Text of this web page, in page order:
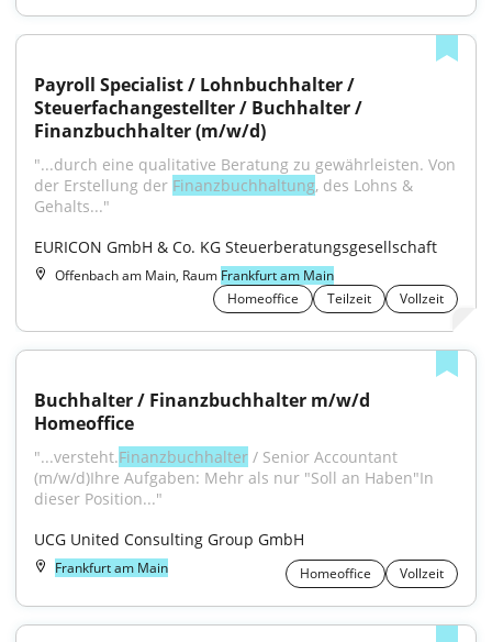
Payroll Specialist / Lohnbuchhalter /
Steuerfachangestellter / Buchhalter /
Finanzbuchhalter (m/w/d)
"...durch eine qualitative Beratung zu gewährleisten. Von
der Erstellung der Finanzbuchhaltung, des Lohns &
Gehalts..."
EURICON GmbH & Co. KG Steuerberatungsgesellschaft
Offenbach am Main, Raum Frankfurt am Main
Homeoffice
Teilzeit Vollzeit
Buchhalter / Finanzbuchhalter m/w/d
Homeoffice
"...versteht.Finanzbuchhalter / Senior Accountant
(m/w/d)Ihre Aufgaben: Mehr als nur "Soll an Haben"In
dieser Position..."
UCG United Consulting Group GmbH
Frankfurt am Main Homeoffice Vollzeit